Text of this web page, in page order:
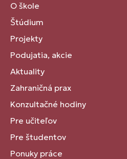
O škole
Štúdium
Projekty
Podujatia, akcie
Aktuality
Zahraničná prax
Konzultačné hodiny
Pre učiteľov
Pre študentov
Ponuky práce